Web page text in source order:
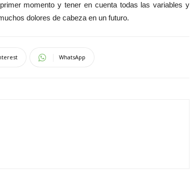
momento y tener en cuenta todas las variables y
dolores de cabeza en un futuro.
WhatsApp